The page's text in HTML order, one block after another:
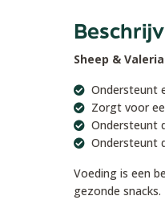
Sheep &
Ondersteunt
Zorgt voor
Ondersteunt
Ondersteunt
Voeding is een
gezonde snacks.